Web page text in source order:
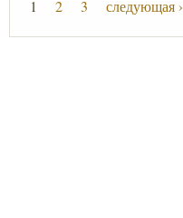
1 2 3 следующая ›